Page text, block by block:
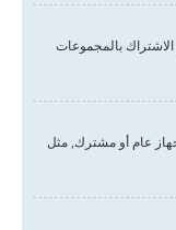
بالمجموعات
عام أو مشترك, مثل